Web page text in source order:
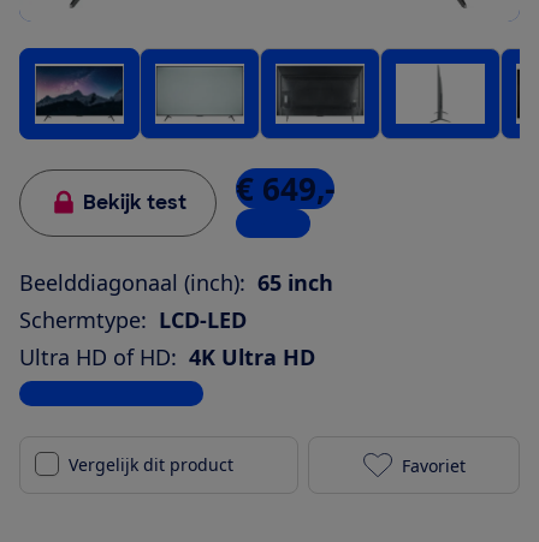
Bekijk test € 649,-
1 winkel
Beelddiagonaal (inch): 65 inch
Schermtype: LCD-LED
Ultra HD of HD: 4K Ultra HD
Bekijk alle specificaties
Vergelijk dit product TCL 65P7K
Favoriet